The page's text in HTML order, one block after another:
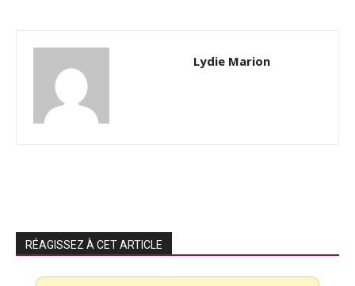
Lydie Marion
RÉAGISSEZ À CET ARTICLE